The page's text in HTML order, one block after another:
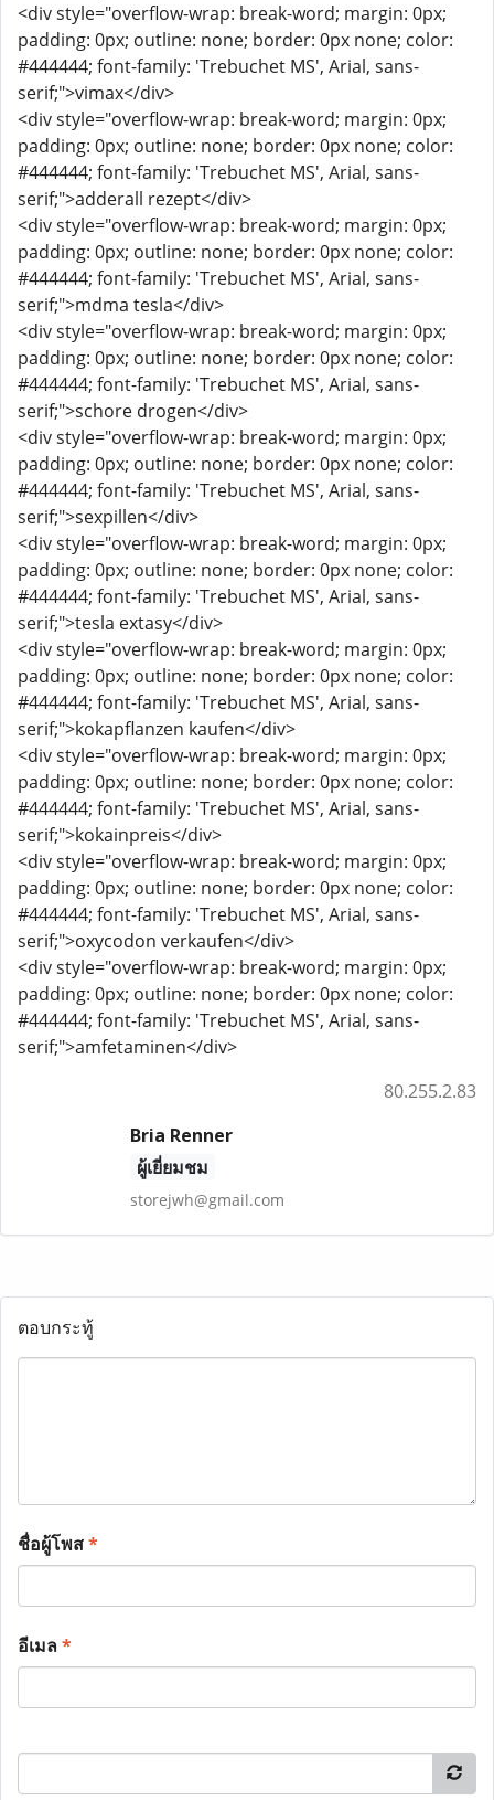
<div style="overflow-wrap: break-word; margin: 0px;
padding: 0px; outline: none; border: 0px none; color:
#444444; font-family: 'Trebuchet MS', Arial, sans-
serif;">vimax</div>
<div style="overflow-wrap: break-word; margin: 0px;
padding: 0px; outline: none; border: 0px none; color:
#444444; font-family: 'Trebuchet MS', Arial, sans-
serif;">adderall rezept</div>
<div style="overflow-wrap: break-word; margin: 0px;
padding: 0px; outline: none; border: 0px none; color:
#444444; font-family: 'Trebuchet MS', Arial, sans-
serif;">mdma tesla</div>
<div style="overflow-wrap: break-word; margin: 0px;
padding: 0px; outline: none; border: 0px none; color:
#444444; font-family: 'Trebuchet MS', Arial, sans-
serif;">schore drogen</div>
<div style="overflow-wrap: break-word; margin: 0px;
padding: 0px; outline: none; border: 0px none; color:
#444444; font-family: 'Trebuchet MS', Arial, sans-
serif;">sexpillen</div>
<div style="overflow-wrap: break-word; margin: 0px;
padding: 0px; outline: none; border: 0px none; color:
#444444; font-family: 'Trebuchet MS', Arial, sans-
serif;">tesla extasy</div>
<div style="overflow-wrap: break-word; margin: 0px;
padding: 0px; outline: none; border: 0px none; color:
#444444; font-family: 'Trebuchet MS', Arial, sans-
serif;">kokapflanzen kaufen</div>
<div style="overflow-wrap: break-word; margin: 0px;
padding: 0px; outline: none; border: 0px none; color:
#444444; font-family: 'Trebuchet MS', Arial, sans-
serif;">kokainpreis</div>
<div style="overflow-wrap: break-word; margin: 0px;
padding: 0px; outline: none; border: 0px none; color:
#444444; font-family: 'Trebuchet MS', Arial, sans-
serif;">oxycodon verkaufen</div>
<div style="overflow-wrap: break-word; margin: 0px;
padding: 0px; outline: none; border: 0px none; color:
#444444; font-family: 'Trebuchet MS', Arial, sans-
serif;">amfetaminen</div>
80.255.2.83
Bria Renner
ผู้เยี่ยมชม
storejwh@gmail.com
ตอบกระทู้
ชื่อผู้โพส*
อีเมล*